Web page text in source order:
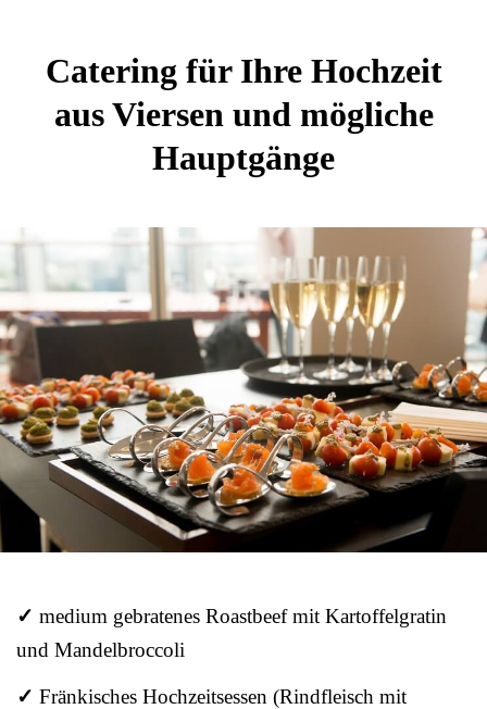
Catering für Ihre Hochzeit
aus Viersen und mögliche
Hauptgänge
✓ medium gebratenes Roastbeef mit Kartoffelgratin
und Mandelbroccoli
✓ Fränkisches Hochzeitsessen (Rindfleisch mit